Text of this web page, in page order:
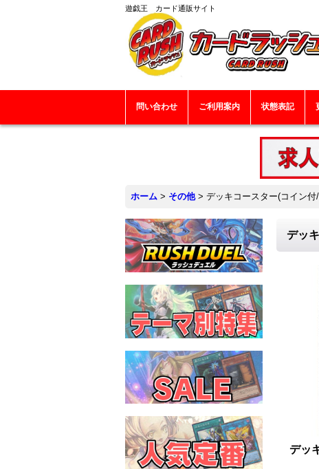
遊戯王 カード通販サイト
問い合わせ ご利用案内 状態表記
ホーム > その他 > デッキコースター(コイン付
デッ
デッ